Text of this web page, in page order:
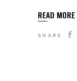
READ MORE
SHARE